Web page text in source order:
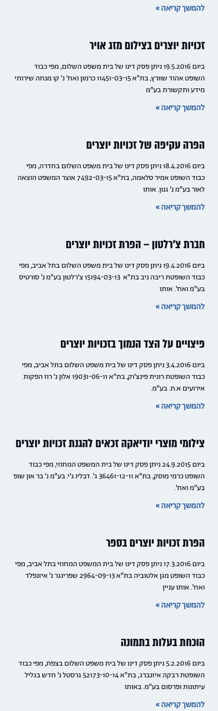
להמשך קריאה »
זכויות יוצרים בצילום מזג אויר
ביום 19.5.2016 ניתן פסק דינו של בית משפט השלום, מפי כבוד
השופט אהוד שוורץ, בת"א 11451-03-15 כרמון ואח' נ' קו מנחה שירותי
מידע ותקשורת בע"מ
להמשך קריאה »
הפרה עקיפה של זכויות יוצרים
ביום 18.4.2016 ניתן פסק דינו של בית משפט השלום בחדרה, מפי
כבוד השופט אמיר סלאמה, בת"א 7492-03-15 אוצר המשפט הוצאה
לאור בע"מ נ' גנון. אותו
להמשך קריאה »
חברת צ'רלטון – הפרת זכויות יוצרים
ביום 19.4.2016 ניתן פסק דינו של בית משפט השלום בתל אביב, מפי
כבוד השופטת ריבה ניב בת"א 15194-03-13 צ'רלטון בע"מ נ' סורטיס
בע"מ ואח'. אותו
להמשך קריאה »
פיצויים על הצד הנמוך בזכויות יוצרים
ביום 3.4.2016 ניתן פסק דינו של בית משפט השלום בתל אביב, מפי
כבוד השופטת רונית פינצ'וק, בת"א 19031-06-11 אלון נ' רוז הפקות
אירועים א.ת. בע"מ.
להמשך קריאה »
צילומי מוצרי יודיאקה זכאים להגנת זכויות יוצרים
ביום 24.9.2015 ניתן פסק דינו של בית המשפט המחוזי, מפי כבוד
השופט כרמי מוסק, בת"א 36461-12-11 ג'. דבליו.ג'י. בע"מ נ' בר און שופ
בע"מ ואח'.
להמשך קריאה »
הפרת זכויות יוצרים בספר
ביום 17.3.2016 ניתן פסק דינו של בית המשפט המחוזי בתל אביב, מפי
כבוד השופט מגן אלטוביה בת"א 2964-09-13 שפרינגר נ' איזנפלד
ואח'. אותו עניין
להמשך קריאה »
הוכחת בעלות בתמונה
ביום 5.2.2016 ניתן פסק דינו של בית משפט השלום בצפת, מפי כבוד
השופטת רבקה איזנברג, בת"א 52173-10-14 גרסטל נ' חדש בגליל
עיתונות ופרסום בע"מ. באותו
להמשך קריאה »